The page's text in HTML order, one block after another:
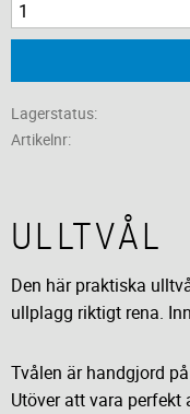
Lagerstatus
Artikelnr
ULLTVÅL
Den här praktiska
ullplagg riktigt rena.
Tvålen är handgjord
Utöver att vara